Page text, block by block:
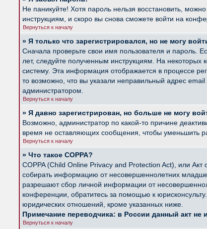
Не паникуйте! Хотя пароль нельзя восстановить,
инструкциям, и скоро вы снова сможете войти на
Вернуться к началу
» Я только что зарегистрировался, но не могу
Сначала проверьте свои имя пользователя и пароль.
лет, следуйте полученным инструкциям. На
систему. Эта информация отображается в процессе
то возможно, что вы указали неправильный адрес
администратором.
Вернуться к началу
» Я давно зарегистрирован, но больше не могу
Возможно, администратор по какой-то причине
время не оставляющих сообщения, чтобы уменьшить
Вернуться к началу
» Что такое COPPA?
COPPA (Child Online Privacy and Protection Act), или
собирать информацию от несовершеннолетних младше
разрешают сбор личной информации от
конференции, обратитесь за помощью к
юридических отношений, кроме указанных ниже.
Примечание переводчика: в России данный акт не
Вернуться к началу